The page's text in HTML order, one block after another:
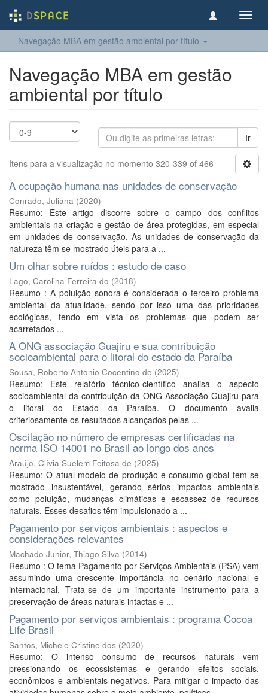
Navegação MBA em gestão ambiental por título
Navegação MBA em gestão
ambiental por título
Ir
Itens para a visualização no momento 320-339 of 466
A ocupação humana nas unidades de conservação
Conrado, Juliana (2020)
Resumo: Este artigo discorre sobre o campo dos conflitos
ambientais na criação e gestão de área protegidas, em especial
em unidades de conservação. As unidades de conservação da
natureza têm se mostrado úteis para a ...
Um olhar sobre ruídos : estudo de caso
Lago, Carolina Ferreira do (2018)
Resumo : A poluição sonora é considerada o terceiro problema
ambiental da atualidade, sendo por isso uma das prioridades
ecológicas, tendo em vista os problemas que podem ser
acarretados ...
A ONG associação Guajiru e sua contribuição
socioambiental para o litoral do estado da Paraíba
Sousa, Roberto Antonio Cocentino de (2025)
Resumo: Este relatório técnico-científico analisa o aspecto
socioambiental da contribuição da ONG Associação Guajiru para
o litoral do Estado da Paraíba. O documento avalia
criteriosamente os resultados alcançados pelas ...
Oscilação no número de empresas certificadas na
norma ISO 14001 no Brasil ao longo dos anos
Araújo, Clívia Suelem Feitosa de (2025)
Resumo: O atual modelo de produção e consumo global tem se
mostrado insustentável, gerando sérios impactos ambientais
como poluição, mudanças climáticas e escassez de recursos
naturais. Esses desafios têm impulsionado a ...
Pagamento por serviços ambientais : aspectos e
considerações relevantes
Machado Junior, Thiago Silva (2014)
Resumo : O tema Pagamento por Serviços Ambientais (PSA) vem
assumindo uma crescente importância no cenário nacional e
internacional. Trata-se de um importante instrumento para a
preservação de áreas naturais intactas e ...
Pagamento por serviços ambientais : programa Cocoa
Life Brasil
Santos, Michele Cristine dos (2020)
Resumo: O intenso consumo de recursos naturais vem
pressionando os ecossistemas e gerando efeitos sociais,
econômicos e ambientais negativos. Para mitigar o impacto das